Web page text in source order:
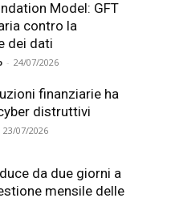
Model: GFT
contro la
dei dati
- 24/07/2026
finanziarie ha
distruttivi
23/07/2026
da due giorni a
mensile delle